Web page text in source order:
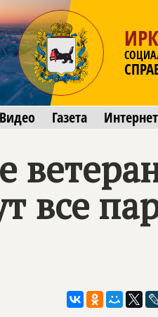
Газета
все